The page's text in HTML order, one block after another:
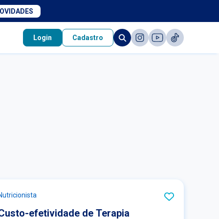
Login Cadastro
efetividade de Terapia